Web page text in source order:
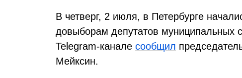
В четверг, 2 июля, в Петербурге
довыборам депутатов
Telegram-канале сообщил
Мейксин.